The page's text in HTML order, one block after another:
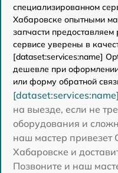
специализированном
Хабаровске опытными
запчасти
сервисе уверены в
[dataset:services:name]
дешевле при
или форму обратной
на выезде, если не
оборудования и
наш мастер привезет
Хабаровске и
Позвоните и наш